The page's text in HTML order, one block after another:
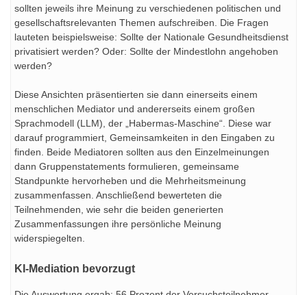
sollten jeweils ihre Meinung zu verschiedenen politischen und
gesellschaftsrelevanten Themen aufschreiben. Die Fragen
lauteten beispielsweise: Sollte der Nationale Gesundheitsdienst
privatisiert werden? Oder: Sollte der Mindestlohn angehoben
werden?
Diese Ansichten präsentierten sie dann einerseits einem
menschlichen Mediator und andererseits einem großen
Sprachmodell (LLM), der „Habermas-Maschine“. Diese war
darauf programmiert, Gemeinsamkeiten in den Eingaben zu
finden. Beide Mediatoren sollten aus den Einzelmeinungen
dann Gruppenstatements formulieren, gemeinsame
Standpunkte hervorheben und die Mehrheitsmeinung
zusammenfassen. Anschließend bewerteten die
Teilnehmenden, wie sehr die beiden generierten
Zusammenfassungen ihre persönliche Meinung
widerspiegelten.
KI-Mediation bevorzugt